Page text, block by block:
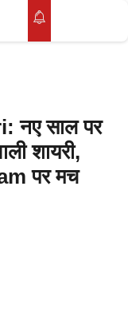
नए साल पर
शायरी,
पर मच